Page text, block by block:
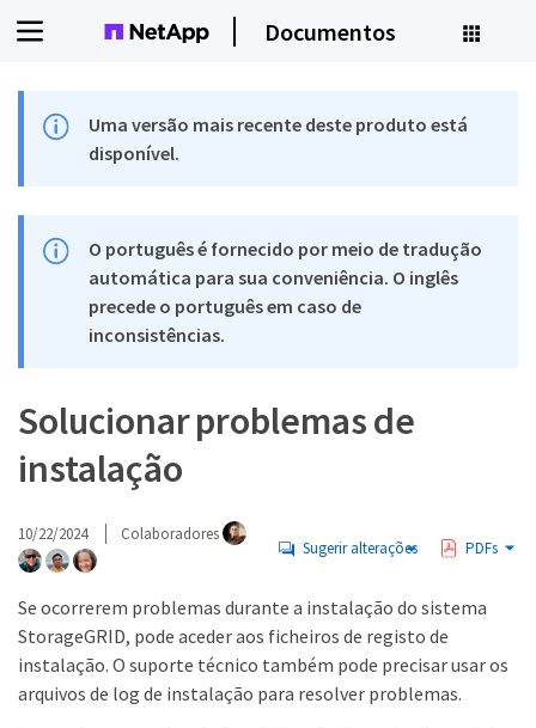
Documentos
Uma versão mais recente deste produto está
disponível.
O português é fornecido por meio de tradução
automática para sua conveniência. O inglês
precede o português em caso de
inconsistências.
Solucionar problemas de
instalação
10/22/2024 Colaboradores
Sugerir alterações PDFs
Se ocorrerem problemas durante a instalação do sistema
StorageGRID, pode aceder aos ficheiros de registo de
instalação. O suporte técnico também pode precisar usar os
arquivos de log de instalação para resolver problemas.